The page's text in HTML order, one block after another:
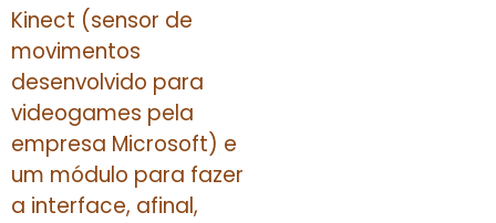
Kinect (sensor de
movimentos
desenvolvido para
videogames pela
empresa Microsoft) e
um módulo para fazer
a interface, afinal,